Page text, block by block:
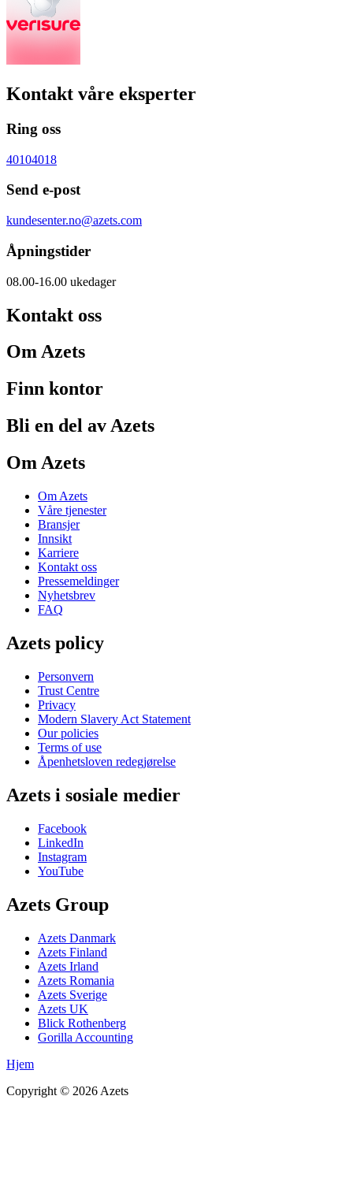
Kontakt våre eksperter
Ring oss
40104018
Send e-post
kundesenter.no@azets.com
Åpningstider
08.00-16.00 ukedager
Kontakt oss
Om Azets
Finn kontor
Bli en del av Azets
Om Azets
Om Azets
Våre tjenester
Bransjer
Innsikt
Karriere
Kontakt oss
Pressemeldinger
Nyhetsbrev
FAQ
Azets policy
Personvern
Trust Centre
Privacy
Modern Slavery Act Statement
Our policies
Terms of use
Åpenhetsloven redegjørelse
Azets i sosiale medier
Facebook
LinkedIn
Instagram
YouTube
Azets Group
Azets Danmark
Azets Finland
Azets Irland
Azets Romania
Azets Sverige
Azets UK
Blick Rothenberg
Gorilla Accounting
Hjem
Copyright © 2026 Azets